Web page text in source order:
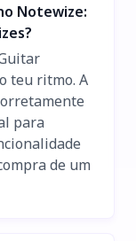
Notewize:
teu ritmo. A
para
de um